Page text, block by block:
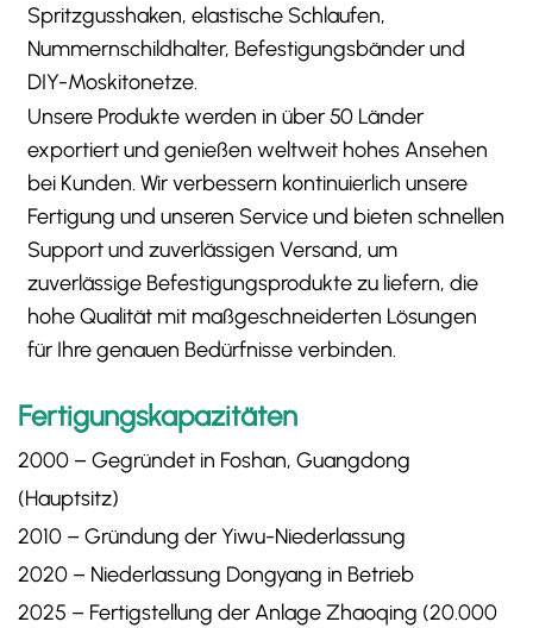
Spritzgusshaken, elastische Schlaufen,
Nummernschildhalter, Befestigungsbänder und
DIY-Moskitonetze.
Unsere Produkte werden in über 50 Länder
exportiert und genießen weltweit hohes Ansehen
bei Kunden. Wir verbessern kontinuierlich unsere
Fertigung und unseren Service und bieten schnellen
Support und zuverlässigen Versand, um
zuverlässige Befestigungsprodukte zu liefern, die
hohe Qualität mit maßgeschneiderten Lösungen
für Ihre genauen Bedürfnisse verbinden.
Fertigungskapazitäten
​2000​ – Gegründet in Foshan, Guangdong
(Hauptsitz)
​2010​ – Gründung der Yiwu-Niederlassung
​2020​ – Niederlassung Dongyang in Betrieb
​2025​ – Fertigstellung der Anlage Zhaoqing (20.000